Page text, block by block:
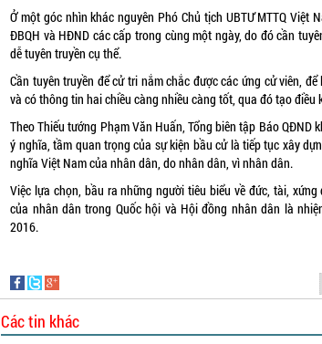
Ở một góc nhìn khác nguyên Phó Chủ tịch UBTƯ MTTQ
ĐBQH và HĐND các cấp trong cùng một ngày, do đó cần
dễ tuyên truyền cụ thể.
Cần tuyên truyền để cử tri nắm chắc được các ứng cử viên,
và có thông tin hai chiều càng nhiều càng tốt, qua đó tạo
Theo Thiếu tướng Phạm Văn Huấn, Tổng biên tập Báo
ý nghĩa, tầm quan trọng của sự kiện bầu cử là tiếp tục xây
nghĩa Việt Nam của nhân dân, do nhân dân, vì nhân dân.
Việc lựa chọn, bầu ra những người tiêu biểu về đức, tài,
của nhân dân trong Quốc hội và Hội đồng nhân dân là
2016.
Các tin khác